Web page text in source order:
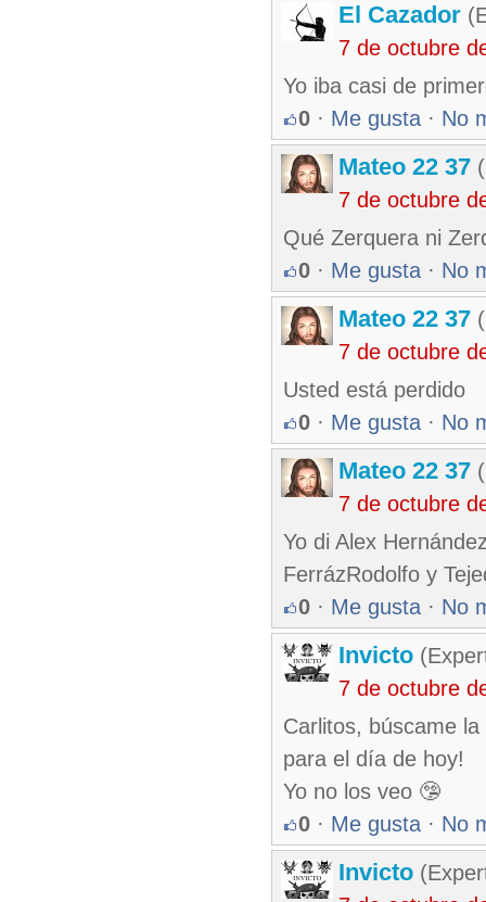
El Cazador
7 de octubre
Yo iba casi de
0 · Me gusta · No
Mateo 22 37
7 de octubre
Qué Zerquera ni
0 · Me gusta · No
Mateo 22 37
7 de octubre
Usted está perdido
0 · Me gusta · No
Mateo 22 37
7 de octubre
Yo di Alex
FerrázRodolfo y
0 · Me gusta · No
Invicto
7 de octubre
Carlitos, búscame
para el día de hoy!
Yo no los veo 🤥
0 · Me gusta · No
Invicto